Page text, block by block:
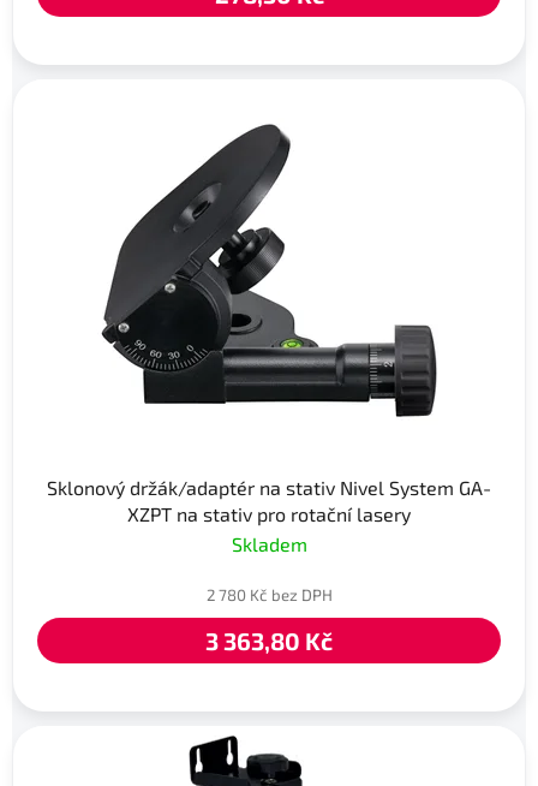
Sklonový držák/adaptér na stativ Nivel System GA-
XZPT na stativ pro rotační lasery
Skladem
2 780 Kč bez DPH
3 363,80 Kč